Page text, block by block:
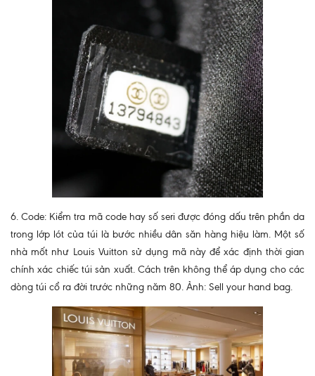
6. Code: Kiểm tra mã code hay số seri được đóng dấu trên phần da
trong lớp lót của túi là bước nhiều dân săn hàng hiệu làm. Một số
nhà mốt như Louis Vuitton sử dụng mã này để xác định thời gian
chính xác chiếc túi sản xuất. Cách trên không thể áp dụng cho các
dòng túi cổ ra đời trước những năm 80. Ảnh: Sell your hand bag.